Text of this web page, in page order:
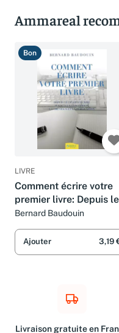
Ammareal
Bon
LIVRE
Comment écrire votre
premier livre: Depuis le
désir d'écrire jusqu'à la
conception, la création
et la publication
Bernard Baudouin
Ajouter 3,19
Livraison gratuite en